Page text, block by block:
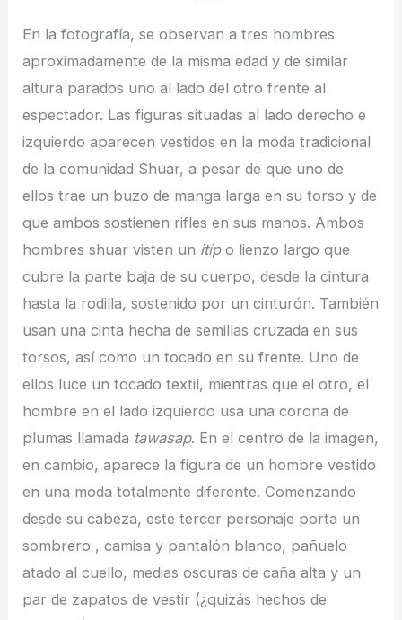
En la fotografía, se observan a tres hombres
aproximadamente de la misma edad y de similar
altura parados uno al lado del otro frente al
espectador. Las figuras situadas al lado derecho e
izquierdo aparecen vestidos en la moda tradicional
de la comunidad Shuar, a pesar de que uno de
ellos trae un buzo de manga larga en su torso y de
que ambos sostienen rifles en sus manos. Ambos
hombres shuar visten un itípo lienzo largo que
cubre la parte baja de su cuerpo, desde la cintura
hasta la rodilla, sostenido por un cinturón. También
usan una cinta hecha de semillas cruzada en sus
torsos, así como un tocado en su frente. Uno de
ellos luce un tocado textil, mientras que el otro, el
hombre en el lado izquierdo usa una corona de
plumas llamada tawasap. En el centro de la imagen,
en cambio, aparece la figura de un hombre vestido
en una moda totalmente diferente. Comenzando
desde su cabeza, este tercer personaje porta un
sombrero , camisa y pantalón blanco, pañuelo
atado al cuello, medias oscuras de caña alta y un
par de zapatos de vestir (¿quizás hechos de